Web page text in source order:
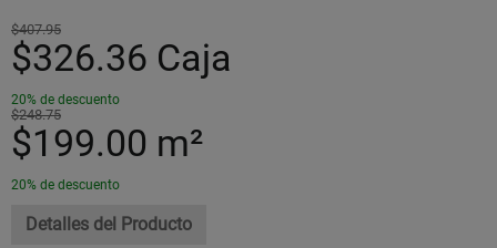
$407.95
$326.36 Caja
20% de descuento
$248.75
$199.00 m²
20% de descuento
Detalles del Producto